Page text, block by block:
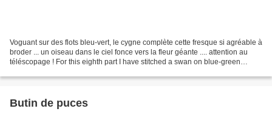
Voguant sur des flots bleu-vert, le cygne complète cette fresque si agréable à
broder ... un oiseau dans le ciel fonce vers la fleur géante .... attention au
téléscopage ! For this eighth part I have stitched a swan on blue-green
Butin de puces